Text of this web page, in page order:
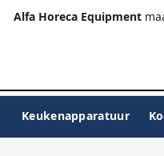
Alfa Horeca Equipment
+31 (0)23-576 9984
Keukenapparatuur